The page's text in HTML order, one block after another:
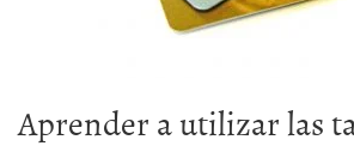
Aprender a utilizar las